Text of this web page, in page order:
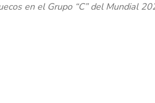
en el Grupo “C” del Mundial